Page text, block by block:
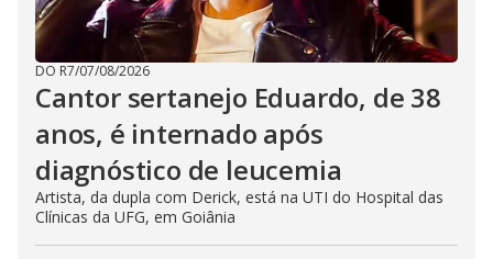
DO R7/07/08/2026
Cantor sertanejo Eduardo, de 38
anos, é internado após
diagnóstico de leucemia
Artista, da dupla com Derick, está na UTI do Hospital das
Clínicas da UFG, em Goiânia